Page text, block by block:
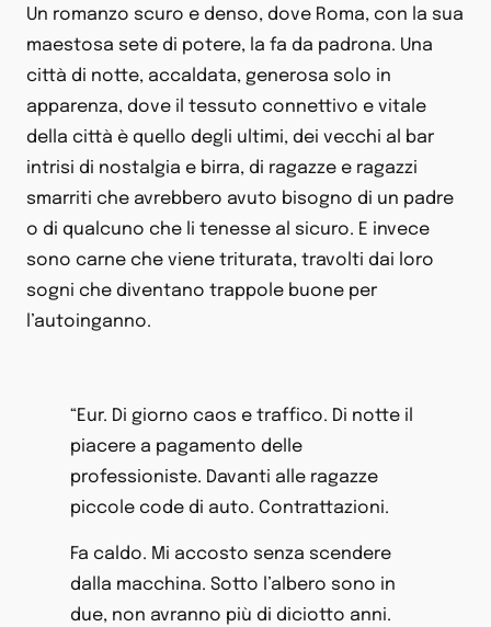
Un romanzo scuro e denso, dove Roma, con la sua
maestosa sete di potere, la fa da padrona. Una
città di notte, accaldata, generosa solo in
apparenza, dove il tessuto connettivo e vitale
della città è quello degli ultimi, dei vecchi al bar
intrisi di nostalgia e birra, di ragazze e ragazzi
smarriti che avrebbero avuto bisogno di un padre
o di qualcuno che li tenesse al sicuro. E invece
sono carne che viene triturata, travolti dai loro
sogni che diventano trappole buone per
l’autoinganno.
“Eur. Di giorno caos e traffico. Di notte il
piacere a pagamento delle
professioniste. Davanti alle ragazze
piccole code di auto. Contrattazioni.
Fa caldo. Mi accosto senza scendere
dalla macchina. Sotto l’albero sono in
due, non avranno più di diciotto anni.